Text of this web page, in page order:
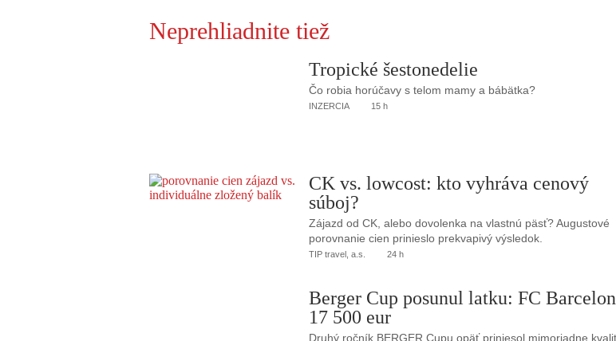
Neprehliadnite tiež
Tropické šestonedelie
Čo robia horúčavy s telom mamy a bábätka?
INZERCIA 15 h
CK vs. lowcost: kto vyhráva cenový
súboj?
Zájazd od CK, alebo dovolenka na vlastnú päsť? Augustové
porovnanie cien prinieslo prekvapivý výsledok.
TIP travel, a.s. 24 h
Berger Cup posunul latku: FC
17 500 eur
Druhý ročník BERGER Cupu opäť priniesol mimoriadne